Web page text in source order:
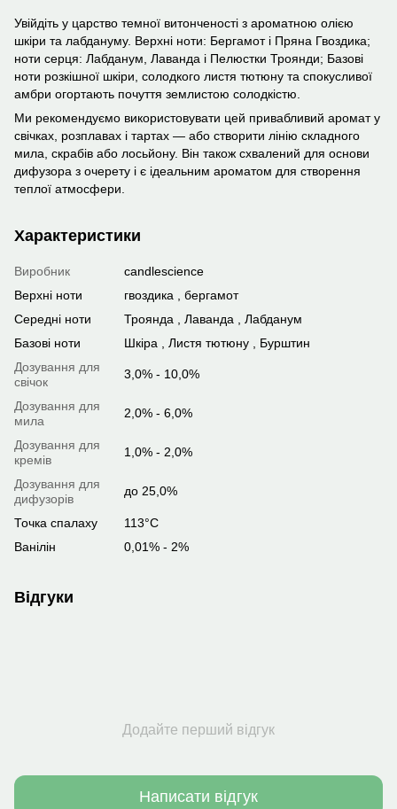
Увійдіть у царство темної витонченості з ароматною олією
шкіри та лабдануму. Верхні ноти: Бергамот і Пряна Гвоздика;
ноти серця: Лабданум, Лаванда і Пелюстки Троянди; Базові
ноти розкішної шкіри, солодкого листя тютюну та спокусливої ​​
амбри огортають почуття землистою солодкістю.
Ми рекомендуємо використовувати цей привабливий аромат у
свічках, розплавах і тартах — або створити лінію складного
мила, скрабів або лосьйону. Він також схвалений для основи
дифузора з очерету і є ідеальним ароматом для створення
теплої атмосфери.
Характеристики
Виробник
candlescience
Верхні ноти
гвоздика , бергамот
Середні ноти
Троянда , Лаванда , Лабданум
Базові ноти
Шкіра , Листя тютюну , Бурштин
Дозування для
свічок
3,0% - 10,0%
Дозування для
мила
2,0% - 6,0%
Дозування для
кремів
1,0% - 2,0%
Дозування для
дифузорів
до 25,0%
Точка спалаху
113°C
Ванілін
0,01% - 2%
Відгуки
Додайте перший відгук
Написати відгук